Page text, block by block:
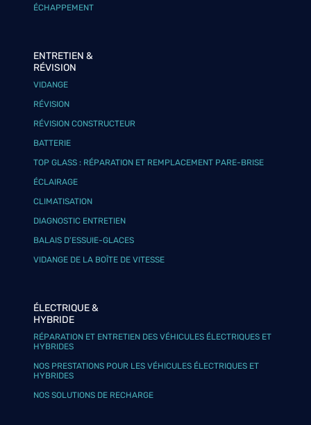
ÉCHAPPEMENT
ENTRETIEN &
RÉVISION
VIDANGE
RÉVISION
RÉVISION CONSTRUCTEUR
BATTERIE
TOP GLASS : RÉPARATION ET REMPLACEMENT PARE-BRISE
ÉCLAIRAGE
CLIMATISATION
DIAGNOSTIC ENTRETIEN
BALAIS D’ESSUIE-GLACES
VIDANGE DE LA BOÎTE DE VITESSE
ÉLECTRIQUE &
HYBRIDE
RÉPARATION ET ENTRETIEN DES VÉHICULES ÉLECTRIQUES ET
HYBRIDES
NOS PRESTATIONS POUR LES VÉHICULES ÉLECTRIQUES ET
HYBRIDES
NOS SOLUTIONS DE RECHARGE